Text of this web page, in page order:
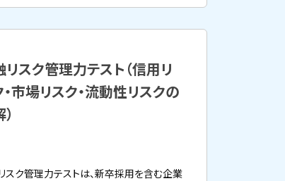
リスク管理力テスト（信用リ
市場リスク・流動性リスクの
スク管理力テストは、新卒採用を含む企業